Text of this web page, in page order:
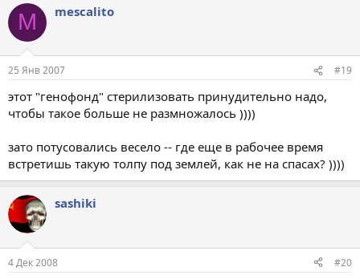
M mescalito
25 Янв 2007 #19
этот "генофонд" стерилизовать принудительно надо,
чтобы такое больше не размножалось ))))
зато потусовались весело -- где еще в рабочее время
встретишь такую толпу под землей, как не на спасах? ))))
sashiki
4 Дек 2008 #20